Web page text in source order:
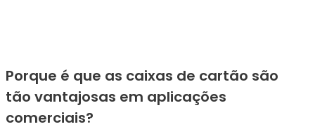
Porque é que as caixas de cartão são
tão vantajosas em aplicações
comerciais?